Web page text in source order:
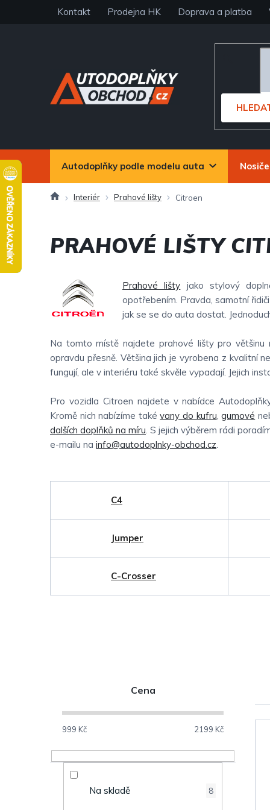
Kontakt Prodejna HK Doprava a platba
Autodoplňky podle modelu auta Nosiče
DomůInteriér Prahové lišty Citroen
PRAHOVÉ LIŠTY
Prahové lišty jako stylový
opotřebením. Pravda, samotní
jak se se do auta dostat.
Na tomto místě najdete prahové lišty pro většinu
opravdu přesně. Většina jich je vyrobena z kvalitní
fungují, ale v interiéru také skvěle vypadají. Jejich
Pro vozidla Citroen najdete v nabídce
Kromě nich nabízíme takévany do kufru,gumové
dalších doplňků na míru. S jejich výběrem rádi
e-mailu na info@autodoplnky-obchod.cz.
C4
Jumper
C-Crosser
t
Cena
999 Kč 2199 Kč
Na skladě 8